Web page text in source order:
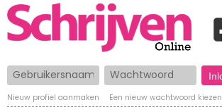
Gebruikersnaam Wachtwoord
Nieuw profiel aanmaken Een nieuw wachtwoord kiezen